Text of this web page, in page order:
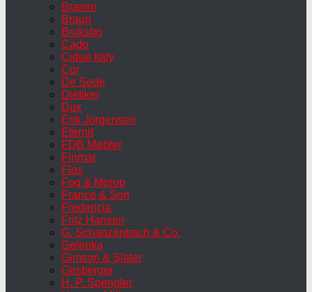
Bramin
Braun
Bruksbo
Cado
Cidue Italy
Cor
De Sede
Dietiker
Dux
Erik Jorgensen
Eternit
FDB Møbler
Finmar
Flos
Fog & Morup
France & Son
Fredericia
Fritz Hansen
G. Schanzenbach & Co.
Gelenka
Gimson & Slater
Girsberger
H. P. Spengler